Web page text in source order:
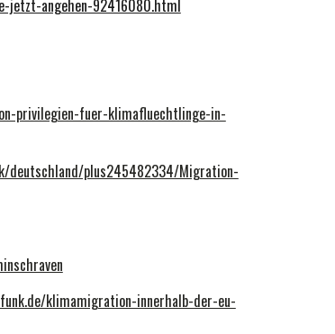
jetzt-angehen-92416080.html
privilegien-fuer-klimafluechtlinge-in-
deutschland/plus245482334/Migration-
klimamigration-innerhalb-der-eu-